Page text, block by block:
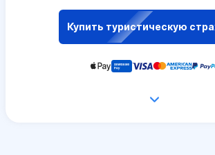
Купить туристическую